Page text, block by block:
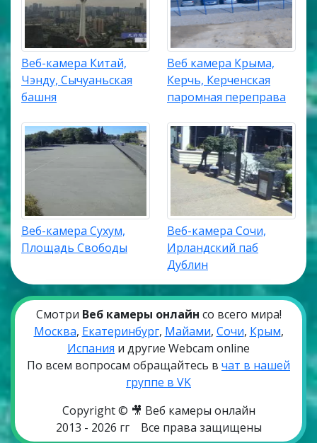
Веб-камера Китай,
Чэнду, Сычуаньская
башня
Веб камера Крыма,
Керчь, Керченская
паромная переправа
Веб-камера Сухум,
Площадь Свободы
Веб-камера Сочи,
Ирландский паб
Дублин
Смотри Веб камеры онлайн со всего мира!
Москва, Екатеринбург, Майами, Сочи, Крым,
Испания и другие Webcam online
По всем вопросам обращайтесь в чат в нашей
группе в VK
Copyright © 🎥 Веб камеры онлайн
2013 - 2026 гг
Все права защищены